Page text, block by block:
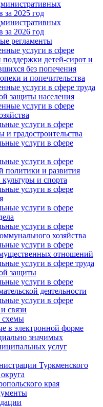
за 2025 год
за 2026 год
регламенты
услуги в сфере
поддержки детей-сирот и
без попечения
и попечительства
услуги в сфере труда
защиты населения
услуги в сфере
услуги в сфере
и градостроительства
услуги в сфере
услуги в сфере
политики и развития
и спорта
услуги в сфере
услуги в сфере
услуги в сфере
хозяйства
услуги в сфере
отношений
услуги в сфере труда
защиты
услуги в сфере
деятельности
услуги в сфере
связи
схемы
в электронной форме
значимых
услуг
Туркменского
края